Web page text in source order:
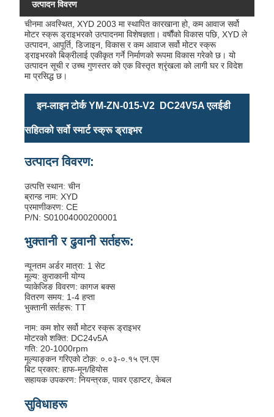
उत्पादन विवरण
चीनमा अवस्थित, XYD 2003 मा स्थापित कारखाना हो, कम आवाज सर्वो
मोटर स्क्रू ड्राइभरको उत्पादनमा विशेषज्ञता। वर्षौंको विकास पछि, XYD ले
उत्पादन, आपूर्ति, डिजाइन, विकास र कम आवाज सर्वो मोटर स्क्रू
ड्राइभरको बिक्रीलाई एकीकृत गर्ने निर्माणको रूपमा विकास गरेको छ। यो
उत्पादन सूची र उच्च गुणस्तर को एक विस्तृत श्रृंखला को लागी घर र विदेश
मा प्रसिद्ध छ।
इन-लाइन टोर्क YM-ZN-015-V2 DC24V5A एलईडी
सहितको सर्वो स्मार्ट स्क्रू ड्राइभर
उत्पादन विवरण:
उत्पत्ति स्थान: चीन
ब्रान्ड नाम: XYD
प्रमाणीकरण: CE
P/N: S01004000200001
भुक्तानी र ढुवानी सर्तहरू:
न्यूनतम अर्डर मात्रा: 1 सेट
मूल्य: कुराकानी योग्य
प्याकेजिङ विवरण: कागज बक्स
वितरण समय: 1-4 हप्ता
भुक्तानी सर्तहरू: TT
नाम: कम शोर सर्वो मोटर स्क्रू ड्राइभर
मोटरको शक्ति: DC24v5A
गति: 20-1000rpm
मूल्याङ्कन गरिएको टोक़: ०.०३-०.१५ एन.एम
बिट प्रकार: हाफ-मून/हियोस
सहायक उपकरण: नियन्त्रक, पावर एडाप्टर, केबल
सुविधाहरू